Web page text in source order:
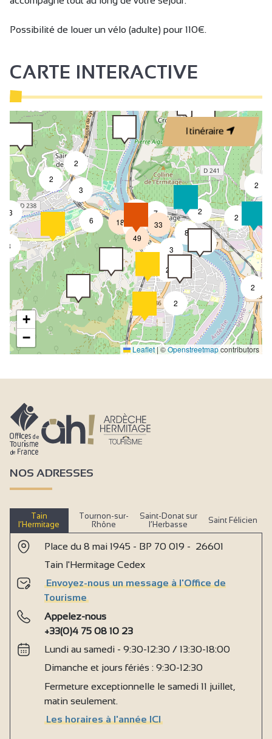
Possibilité de louer un vélo (adulte) pour 110€.
CARTE INTERACTIVE
Itinéraire
2
2
2
2
2
2
2
8
3
3
2
3
6
4
18
7
2
3
49
33
+
−
Leaflet|©Openstreetmapcontributors
NOS ADRESSES
Tain
l’Hermitage
Tournon-sur-
Rhône
Saint-Donat sur
l’Herbasse
Saint Félicien
Place du 8 mai 1945 - BP 70 019 - 26601
Tain l'Hermitage Cedex
Envoyez-nous un message à l'Office de
Tourisme
Appelez-nous
+33(0)4 75 08 10 23
Lundi au samedi - 9:30-12:30 / 13:30-18:00
Dimanche et jours fériés : 9:30-12:30
Fermeture exceptionnelle le samedi 11 juillet,
matin seulement.
Les horaires à l'année ICI